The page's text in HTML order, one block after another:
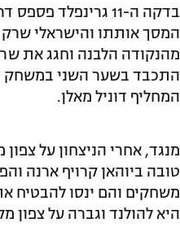
בדקה ה-11
המסך אותתו והישראלי
מהנקודה הלבנה וחגג את
התכבד בשער השני במשחק
המחליף דוניל מאלן.
מנגד, אחרי הניצחון על
טובה ביוהאן קרויף ארנה
משחקים והם ינסו להבטיח
היא להולנד וגברה על צפון